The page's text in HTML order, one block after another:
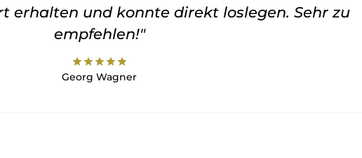
erhalten und konnte direkt loslegen. Sehr zu
empfehlen!"
starstarstarstarstar
Georg Wagner